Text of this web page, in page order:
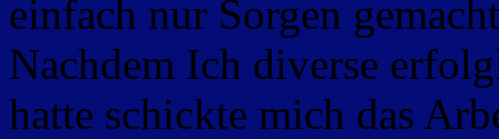
einfach nur Sorgen
Nachdem Ich diverse
hatte schickte mich das